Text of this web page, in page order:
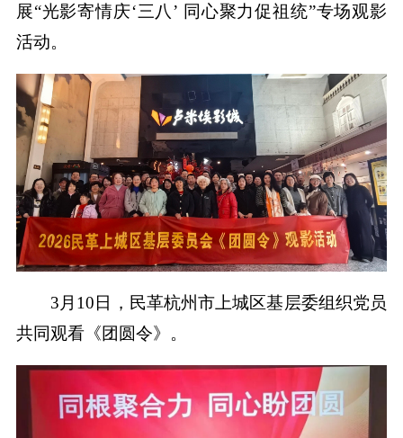
展“光影寄情庆‘三八’ 同心聚力促祖统”专场观影
活动。
3月10日，民革杭州市上城区基层委组织党员
共同观看《团圆令》。